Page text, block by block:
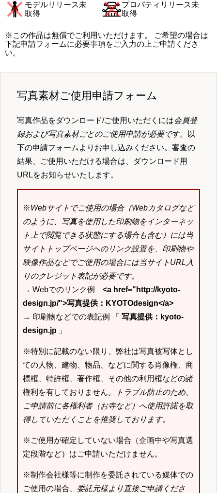
モデルリリース未
取得
プロパティリリース未
取得
※この作品は無償でご利用いただけます。 ご希望の場合は
下記申請フォームに必要事項をご入力の上ご申請くださ
い。
写真素材ご使用申請フォーム
写真作品をダウンロード/ご使用いただくには会員登
録および写真素材ごとのご使用申請が必要です。以
下の申請フォームよりお申し込みください。審査の
結果、ご使用いただける場合は、ダウンロード用
URLをお知らせいたします。
※Webサイトでご使用の場合（Webカタログなど
のように、写真を使用した印刷物をインターネッ
ト上で閲覧できる状態にする場合も含む）には当
サイトトップページへのリンク設置を、印刷物や
映像作品などでご使用の場合には当サイトURL入
りのクレジット表記が必要です。
→ Webでのリンク例 <a href="http://kyoto-
design.jp/">写真提供：KYOTOdesign</a>
→ 印刷物などでの表記例 「 写真提供：kyoto-
design.jp 」
※特別に記載のない限り、弊社は写真被写体とし
ての人物、建物、物品、などに関する肖像権、商
標権、特許権、著作権、その他の利用権などの諸
権利を有しておりません。
トラブル防止のため、
ご申請前に各権利者（お寺など）へ使用許諾を取
得していただくことを推奨しております。
※ご使用が確定していない場合（企画中や写真選
定段階など）はご申請いただけません。
※制作会社様等に制作を委託されている媒体での
ご使用の場合、 委託元様より直接ご申請くださ